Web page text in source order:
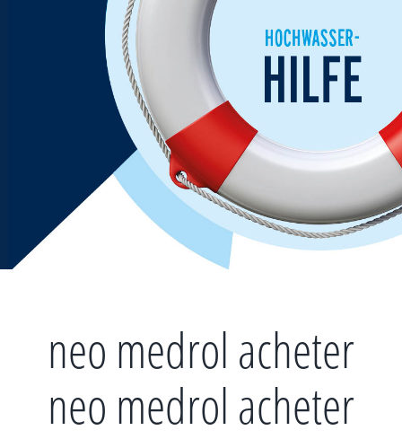
neo medrol acheter
neo medrol acheter